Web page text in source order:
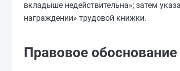
вкладыше недействительна»; затем
награждении» трудовой книжки.
Правовое обоснование